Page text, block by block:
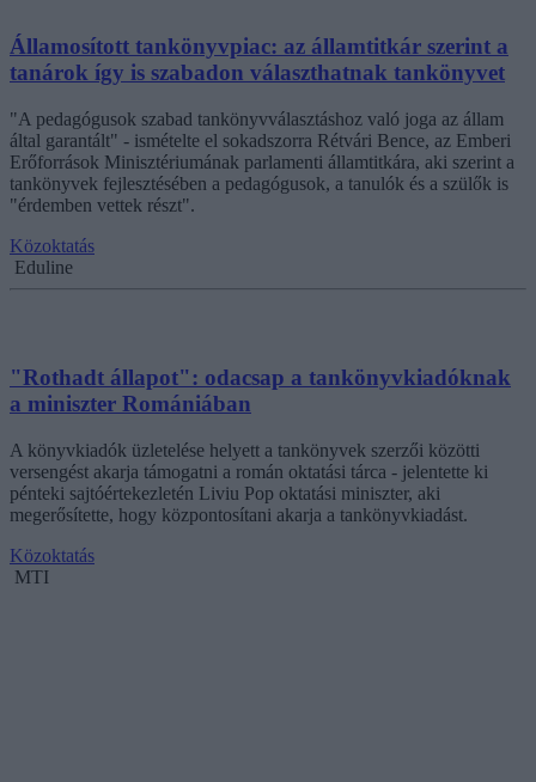
Államosított tankönyvpiac: az államtitkár szerint a
tanárok így is szabadon választhatnak tankönyvet
"A pedagógusok szabad tankönyvválasztáshoz való joga az állam
által garantált" - ismételte el sokadszorra Rétvári Bence, az Emberi
Erőforrások Minisztériumának parlamenti államtitkára, aki szerint a
tankönyvek fejlesztésében a pedagógusok, a tanulók és a szülők is
"érdemben vettek részt".
Közoktatás
Eduline
"Rothadt állapot": odacsap a tankönyvkiadóknak
a miniszter Romániában
A könyvkiadók üzletelése helyett a tankönyvek szerzői közötti
versengést akarja támogatni a román oktatási tárca - jelentette ki
pénteki sajtóértekezletén Liviu Pop oktatási miniszter, aki
megerősítette, hogy központosítani akarja a tankönyvkiadást.
Közoktatás
MTI